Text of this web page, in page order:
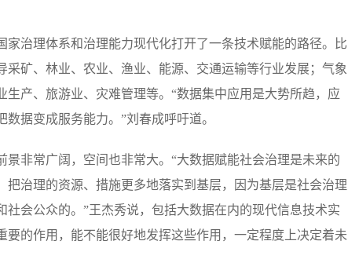
家治理体系和治理能力现代化打开了一条技术赋能的路径。比
采矿、林业、农业、渔业、能源、交通运输等行业发展；气象
生产、旅游业、灾难管理等。“数据集中应用是大势所趋，应
据变成服务能力。”刘春成呼吁道。
景非常广阔，空间也非常大。“大数据赋能社会治理是未来的
把治理的资源、措施更多地落实到基层，因为基层是社会治理
社会公众的。”王杰秀说，包括大数据在内的现代信息技术实
要的作用，能不能很好地发挥这些作用，一定程度上决定着未